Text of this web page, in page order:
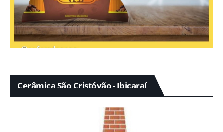
Cerâmica São Cristóvão - Ibicaraí